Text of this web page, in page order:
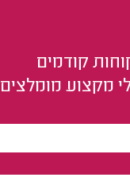
קודמים
מקצוע מומלצים